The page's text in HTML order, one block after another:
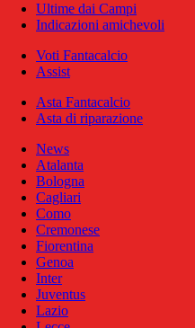
Ultime dai Campi
Indicazioni amichevoli
Voti Fantacalcio
Assist
Asta Fantacalcio
Asta di riparazione
News
Atalanta
Bologna
Cagliari
Como
Cremonese
Fiorentina
Genoa
Inter
Juventus
Lazio